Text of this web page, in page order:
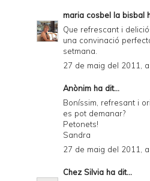
maria cosbel la bisbal
Que refrescant i
una convinació
setmana.
27 de maig del 2011,
Anònim ha dit...
Boníssim, refresant i
es pot demanar?
Petonets!
Sandra
27 de maig del 2011,
Chez Silvia ha dit...